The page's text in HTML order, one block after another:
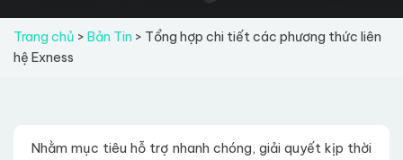
Trang chủ > Bản Tin > Tổng hợp chi tiết các phương thức liên
hệ Exness
Nhằm mục tiêu hỗ trợ nhanh chóng, giải quyết kịp thời